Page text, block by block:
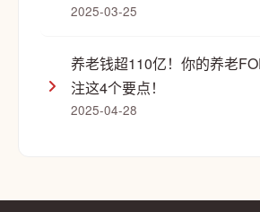
2025-03-25
养老钱超110亿！你的养老
注这4个要点！
2025-04-28